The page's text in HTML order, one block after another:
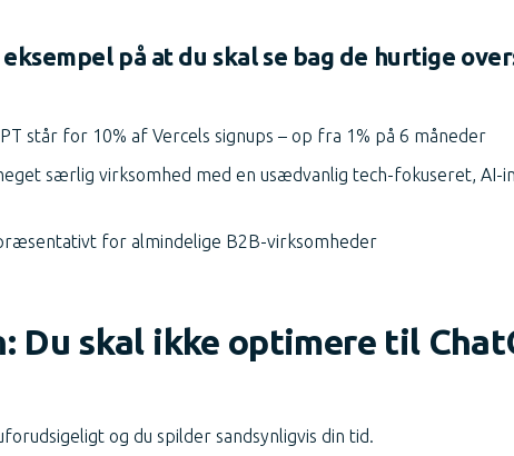
på at du skal se bag de hurtige
står for 10% af Vercels signups – op fra 1% på 6 måneder
særlig virksomhed med en usædvanlig tech-fokuseret, AI-
for almindelige B2B-virksomheder
Du skal ikke optimere til
og du spilder sandsynligvis din tid.